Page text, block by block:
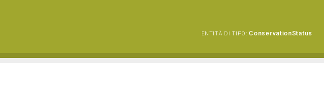
ENTITÀ DI TIPO: ConservationStatus